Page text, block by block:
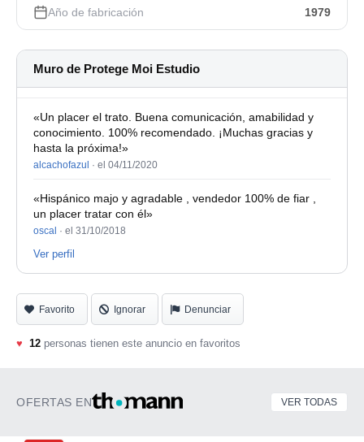
Año de fabricación 1979
Muro de Protege Moi Estudio
«Un placer el trato. Buena comunicación, amabilidad y
conocimiento. 100% recomendado. ¡Muchas gracias y
hasta la próxima!»
alcachofazul · el 04/11/2020
«Hispánico majo y agradable , vendedor 100% de fiar ,
un placer tratar con él»
oscal · el 31/10/2018
Ver perfil
Favorito Ignorar Denunciar
♥ 12 personas tienen este anuncio en favoritos
OFERTAS EN VER TODAS